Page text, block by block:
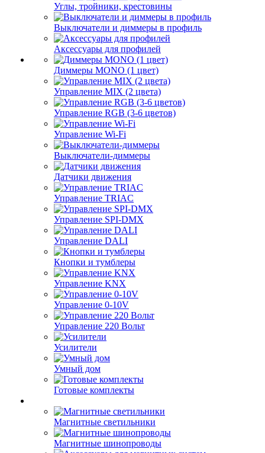
Углы, тройники, крестовины
Выключатели и диммеры в профиль
Аксессуары для профилей
Диммеры MONO (1 цвет)
Управление MIX (2 цвета)
Управление RGB (3-6 цветов)
Управление Wi-Fi
Выключатели-диммеры
Датчики движения
Управление TRIAC
Управление SPI-DMX
Управление DALI
Кнопки и тумблеры
Управление KNX
Управление 0-10V
Управление 220 Вольт
Усилители
Умный дом
Готовые комплекты
Магнитные светильники
Магнитные шинопроводы